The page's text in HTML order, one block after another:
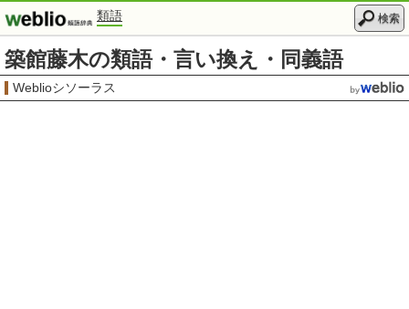
類語 検索
築館藤木の類語・言い換え・同義語
Weblioシソーラス